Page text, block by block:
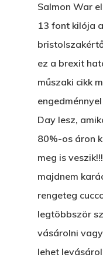
Salmon War
13 font kilója
ez a brexit
műszaki cikk
Day lesz,
80%-os áron
meg is
majdnem
rengeteg
legtöbbször
vásárolni
lehet